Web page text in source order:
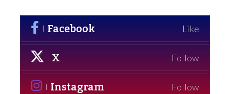
Facebook Like
X Follow
Instagram Follow